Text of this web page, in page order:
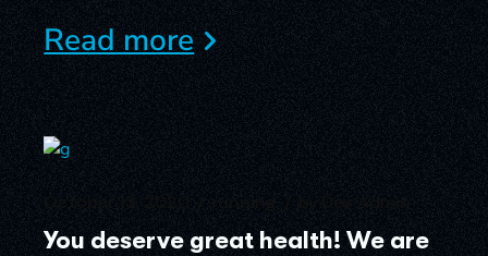
Read more
You deserve great health! We are